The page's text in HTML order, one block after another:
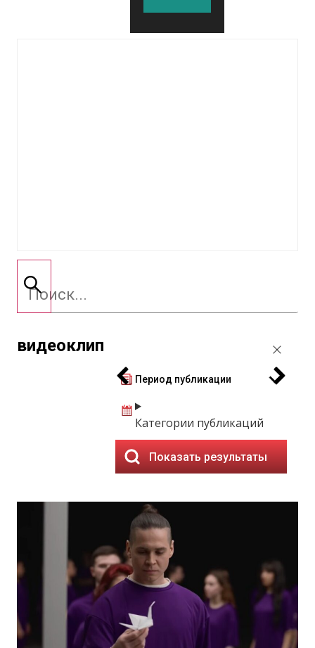
видеоклип
Период публикации
Категории публикаций
Показать результаты